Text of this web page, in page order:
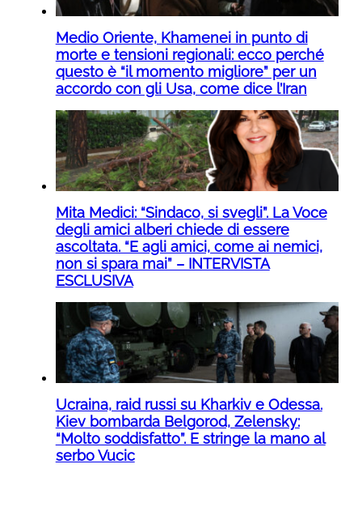
Medio Oriente, Khamenei in punto di
morte e tensioni regionali: ecco perché
questo è “il momento migliore” per un
accordo con gli Usa, come dice l’Iran
Mita Medici: “Sindaco, si svegli”. La Voce
degli amici alberi chiede di essere
ascoltata. “E agli amici, come ai nemici,
non si spara mai” – INTERVISTA
ESCLUSIVA
Ucraina, raid russi su Kharkiv e Odessa.
Kiev bombarda Belgorod, Zelensky:
“Molto soddisfatto”. E stringe la mano al
serbo Vucic